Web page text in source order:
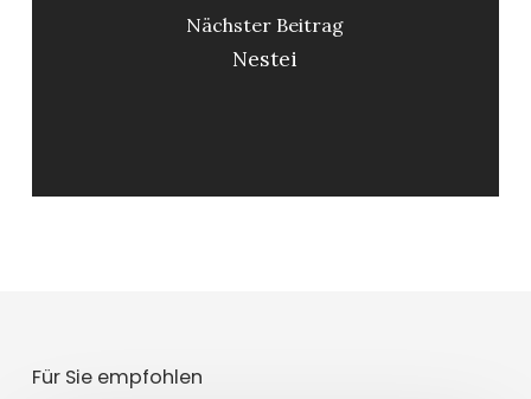
Nächster Beitrag
Nestei
Für Sie empfohlen